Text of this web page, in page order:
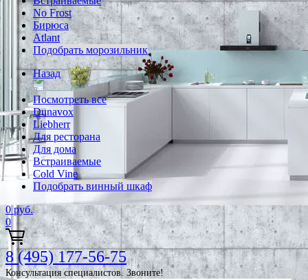
No Frost
Бирюса
Atlant
Подобрать морозильник
Назад
Посмотреть все
Dunavox
Liebherr
Для ресторана
Для дома
Встраиваемые
Cold Vine
Подобрать винный шкаф
0 руб.
0
8 (495) 177-56-75
Консультация специалистов. Звоните!